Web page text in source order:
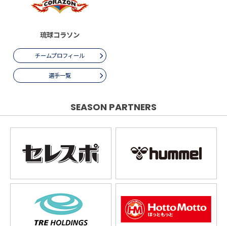
琉球コラソン
チームプロフィール
選手一覧
SEASON PARTNERS